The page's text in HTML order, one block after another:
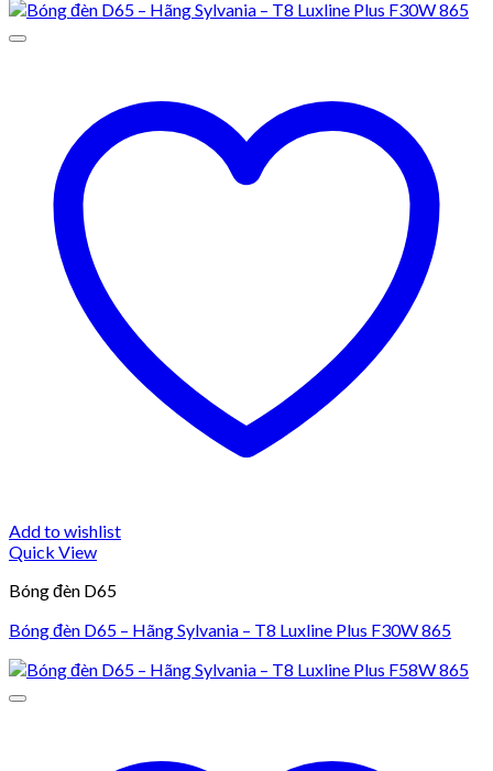
Add to wishlist
Quick View
Bóng đèn D65
Bóng đèn D65 – Hãng Sylvania – T8 Luxline Plus F30W 865